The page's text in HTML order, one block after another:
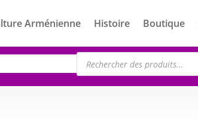
Arménienne Histoire Boutique
Recherche
de
produits